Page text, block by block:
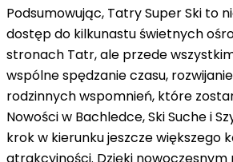
Podsumowując, Tatry Super Ski to
dostęp do kilkunastu świetnych
stronach Tatr, ale przede
wspólne spędzanie czasu,
rodzinnych wspomnień, które
Nowości w Bachledce, Ski Suche i
krok w kierunku jeszcze większego